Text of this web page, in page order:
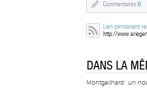
Commentaires 0
Lien permanent
http://
DANS LA
Montgailhard: un